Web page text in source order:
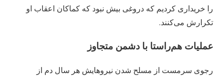
را خریداری کردیم که دروغی بیش نبود که کماکان اعقاب او
تکرارش می‌کنند.
عملیات‌ هم‌راستا با دشمن متجاوز
رجوی سرمست از مسلح شدن نیروهایش هر سال دم از